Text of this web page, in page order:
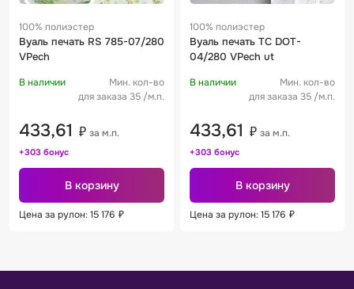
100% полиэстер
Вуаль печать RS 785-07/280
VPech
В наличии
Мин. кол-во
для заказа 35 /м.п.
433,61 ₽ за м.п.
+303 бонус
В корзину
Цена за рулон: 15 176 ₽
100% полиэстер
Вуаль печать TC DOT-
04/280 VPech ut
В наличии
Мин. кол-во
для заказа 35 /м.п.
433,61 ₽ за м.п.
+303 бонус
В корзину
Цена за рулон: 15 176 ₽